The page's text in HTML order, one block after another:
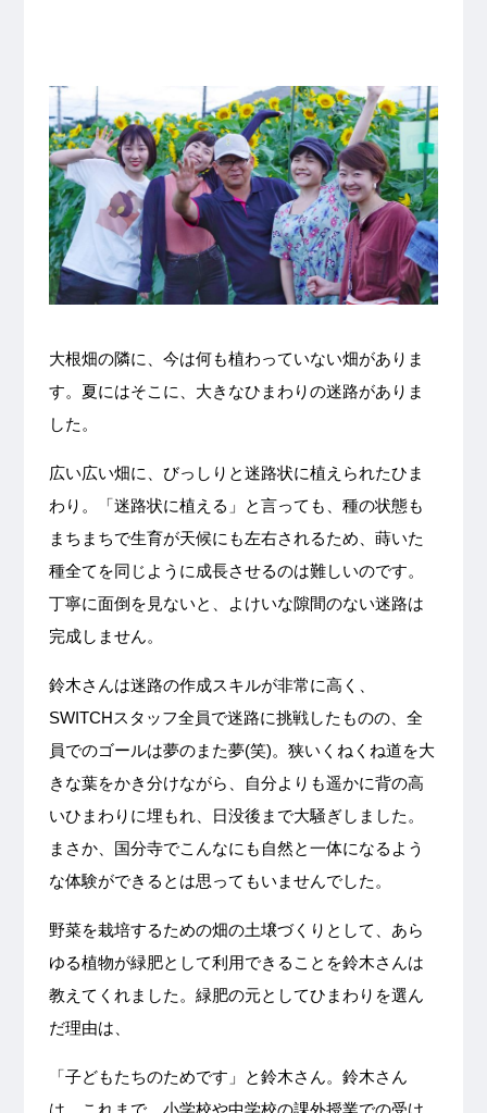
大根畑の隣に、今は何も植わっていない畑がありま
す。夏にはそこに、大きなひまわりの迷路がありま
した。
広い広い畑に、びっしりと迷路状に植えられたひま
わり。「迷路状に植える」と言っても、種の状態も
まちまちで生育が天候にも左右されるため、蒔いた
種全てを同じように成長させるのは難しいのです。
丁寧に面倒を見ないと、よけいな隙間のない迷路は
完成しません。
鈴木さんは迷路の作成スキルが非常に高く、
SWITCHスタッフ全員で迷路に挑戦したものの、全
員でのゴールは夢のまた夢(笑)。狭いくねくね道を大
きな葉をかき分けながら、自分よりも遥かに背の高
いひまわりに埋もれ、日没後まで大騒ぎしました。
まさか、国分寺でこんなにも自然と一体になるよう
な体験ができるとは思ってもいませんでした。
野菜を栽培するための畑の土壌づくりとして、あら
ゆる植物が緑肥として利用できることを鈴木さんは
教えてくれました。緑肥の元としてひまわりを選ん
だ理由は、
「子どもたちのためです」と鈴木さん。鈴木さん